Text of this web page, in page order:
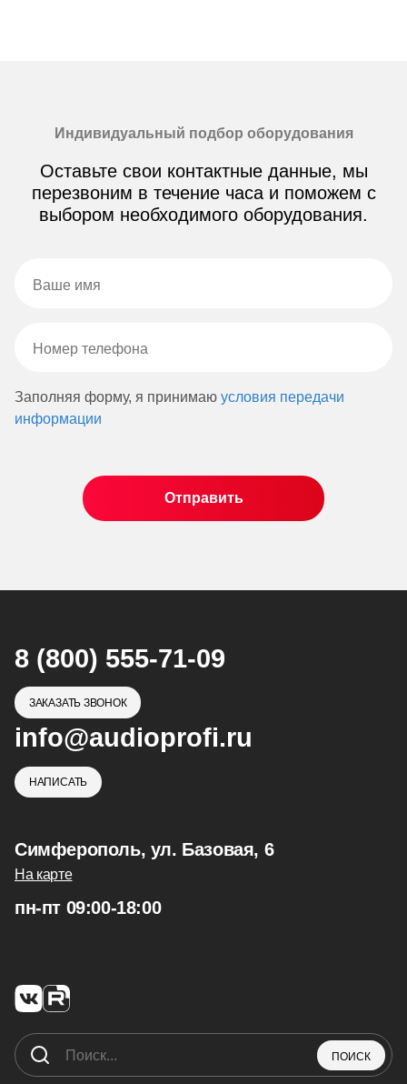
Индивидуальный подбор оборудования
Оставьте свои контактные данные, мы
перезвоним в течение часа и поможем с
выбором необходимого оборудования.
Заполняя форму, я принимаю условия передачи
информации
8 (800) 555-71-09
ЗАКАЗАТЬ ЗВОНОК
info@audioprofi.ru
НАПИСАТЬ
Симферополь, ул. Базовая, 6
На карте
пн-пт 09:00-18:00
ПОИСК